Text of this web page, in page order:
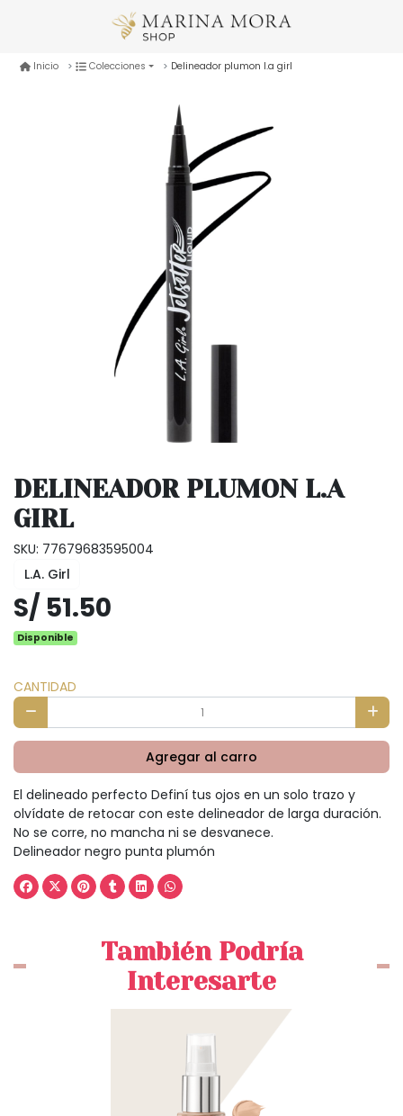
Inicio Colecciones Delineador plumon l.a girl
DELINEADOR PLUMON L.A
GIRL
SKU: 77679683595004
L.A. Girl
S/ 51.50
Disponible
CANTIDAD
Agregar al carro
El delineado perfecto Definí tus ojos en un solo trazo y
olvídate de retocar con este delineador de larga duración.
No se corre, no mancha ni se desvanece.
Delineador negro punta plumón
También Podría
Interesarte